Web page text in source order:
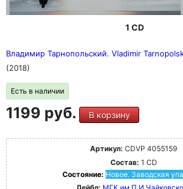
1 CD
Владимир Тарнопольский. Vladimir
(2018)
Есть в наличии
1199 руб. В корзину
Артикул: CDVP 4055159
Состав: 1 CD
Состояние: Новое. Заводская